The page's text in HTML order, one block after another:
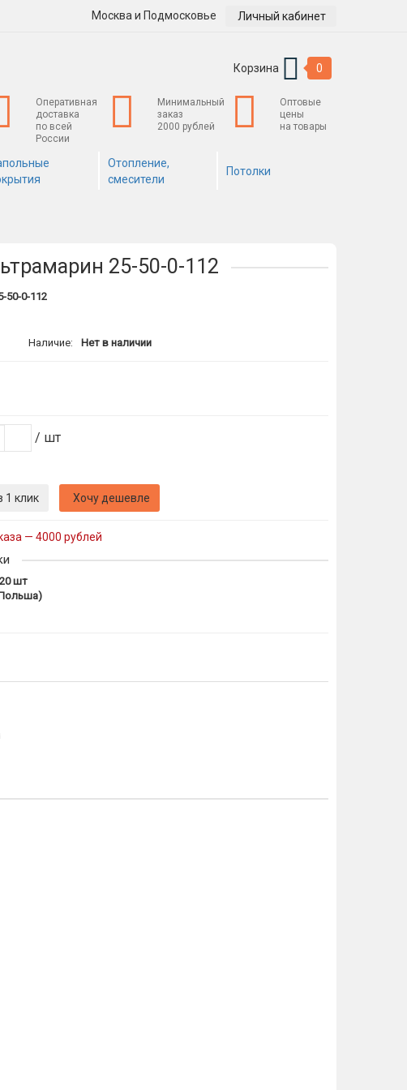
Москва и Подмосковье Личный кабинет
Корзина 0
Оперативная
доставка
по всей
России
Минимальный
заказ
2000 рублей
Оптовые
цены
на товары
Отопление,
смесители
Потолки
25-50-0-112
50-0-112
Наличие: Нет в наличии
/ шт
1 клик Хочу дешевле
— 4000 рублей
20 шт